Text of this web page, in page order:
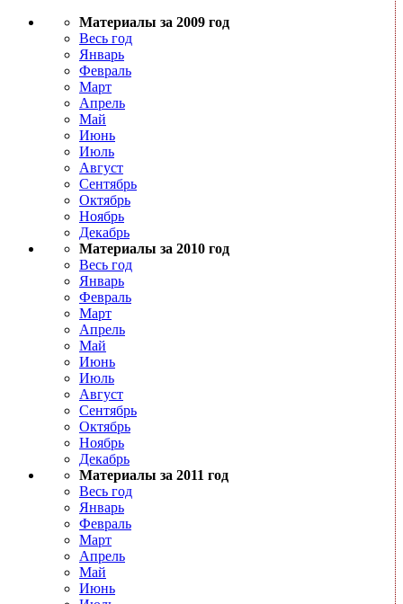
Материалы за 2009 год
Весь год
Январь
Февраль
Март
Апрель
Май
Июнь
Июль
Август
Сентябрь
Октябрь
Ноябрь
Декабрь
Материалы за 2010 год
Весь год
Январь
Февраль
Март
Апрель
Май
Июнь
Июль
Август
Сентябрь
Октябрь
Ноябрь
Декабрь
Материалы за 2011 год
Весь год
Январь
Февраль
Март
Апрель
Май
Июнь